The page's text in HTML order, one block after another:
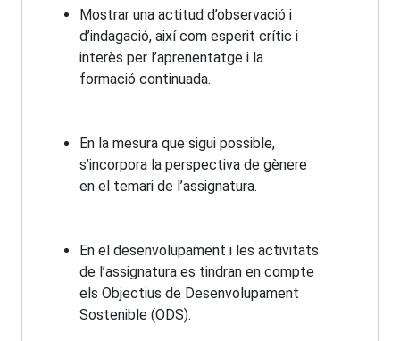
Mostrar una actitud d’observació i
d’indagació, així com esperit crític i
interès per l’aprenentatge i la
formació continuada.
En la mesura que sigui possible,
s’incorpora la perspectiva de gènere
en el temari de l’assignatura.
En el desenvolupament i les activitats
de l’assignatura es tindran en compte
els Objectius de Desenvolupament
Sostenible (ODS).